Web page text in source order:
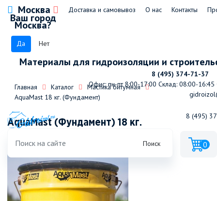
Москва
Ваш город
Москва?
Да Нет
Доставка и самовывоз О нас Контакты
Материалы для гидроизоляции и
8 (495) 374-71-37
Офис: пн-пт 8:00-17:00 Склад: 08:00-16:45
8 (495)
Поиск 0
Главная Каталог
Мастика битумная
AquaMast 18 кг. (Фундамент)
AquaMast (Фундамент) 18 кг.